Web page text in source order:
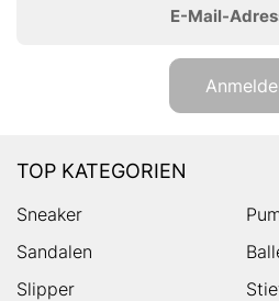
E-Mail-
TOP KATEGORIEN
Sneaker
Sandalen
Slipper